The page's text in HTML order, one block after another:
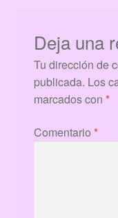
Deja una
Tu dirección de
publicada. Los
marcados con *
Comentario *